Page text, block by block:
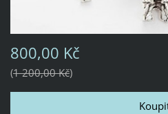
800,00 Kč
1 200,00 Kč